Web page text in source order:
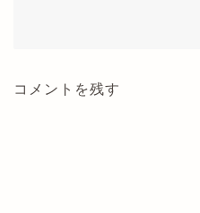
コメントを残す